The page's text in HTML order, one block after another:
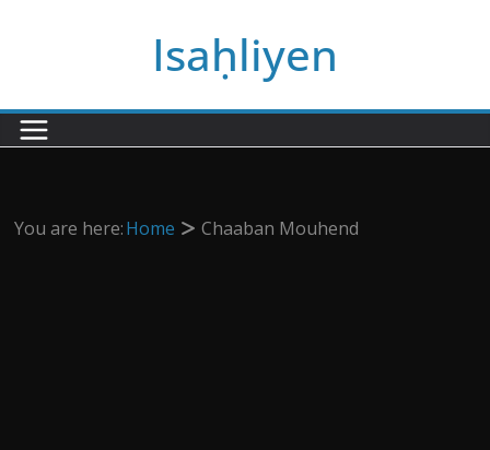
Isaḥliyen
You are here:Home Chaaban Mouhend